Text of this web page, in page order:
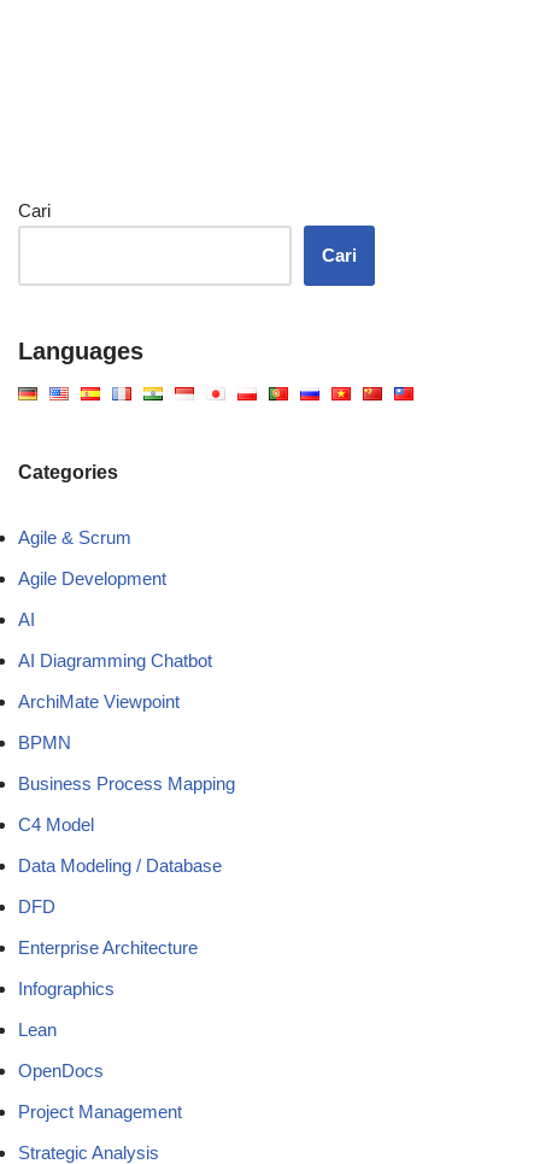
Cari
Cari
Languages
Categories
Agile & Scrum
Agile Development
AI
AI Diagramming Chatbot
ArchiMate Viewpoint
BPMN
Business Process Mapping
C4 Model
Data Modeling / Database
DFD
Enterprise Architecture
Infographics
Lean
OpenDocs
Project Management
Strategic Analysis